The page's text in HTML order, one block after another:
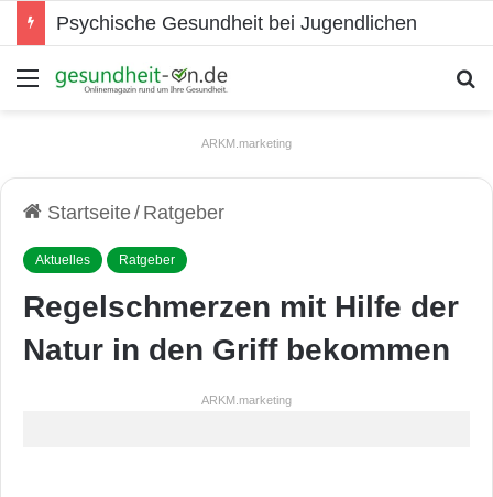
Psychische Gesundheit bei Jugendlichen
Menü
ARKM.marketing
Startseite/ Ratgeber
Aktuelles Ratgeber
Regelschmerzen mit Hilfe der
Natur in den Griff bekommen
ARKM.marketing